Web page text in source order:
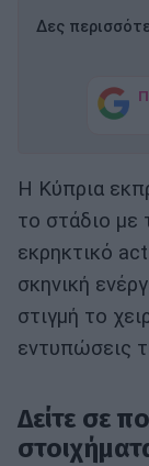
Δες
Η Κύπρια
το στάδιο με
εκρηκτικό
σκηνική
στιγμή το
εντυπώσεις
Δείτε σε